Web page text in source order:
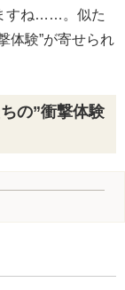
すね……。似た
体験”が寄せられ
の”衝撃体験